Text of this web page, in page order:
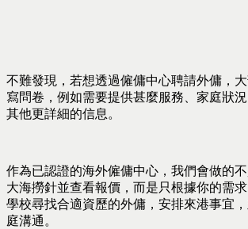
不難發現，若想透過僱傭中心聘請外傭，
寫問卷，例如需要提供甚麼服務、家庭狀
其他更詳細的信息。
作為已認證的海外僱傭中心，我們會做的
大海撈針並查看報價，而是只根據你的需
學校尋找合適資歷的外傭，安排來港事宜
庭溝通。